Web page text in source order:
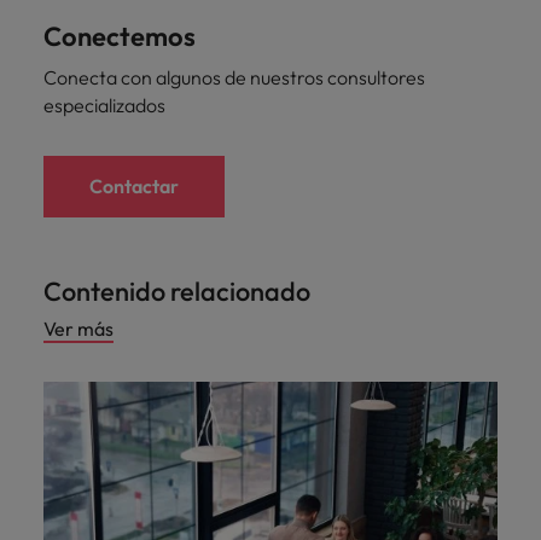
Conectemos
Conecta con algunos de nuestros consultores
especializados
Contactar
Contenido relacionado
Ver más